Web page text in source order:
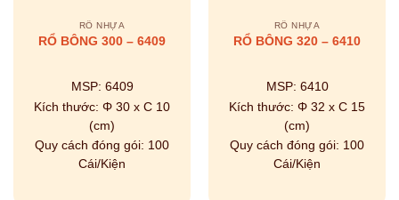
RỔ NHỰA
RỔ BÔNG 300 – 6409
MSP: 6409
Kích thước: Φ 30 x C 10
(cm)
Quy cách đóng gói: 100
Cái/Kiện
RỔ NHỰA
RỔ BÔNG 320 – 6410
MSP: 6410
Kích thước: Φ 32 x C 15
(cm)
Quy cách đóng gói: 100
Cái/Kiện